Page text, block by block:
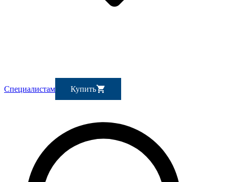
Специалистам Купить